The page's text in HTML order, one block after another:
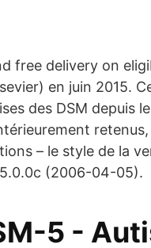
free delivery on
en juin 2015.
des DSM depuis
– le style de la
(2006-04-05).
5 -